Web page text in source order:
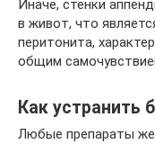
Иначе, стенки
в живот, что
перитонита,
общим
Как устранить
Любые препараты